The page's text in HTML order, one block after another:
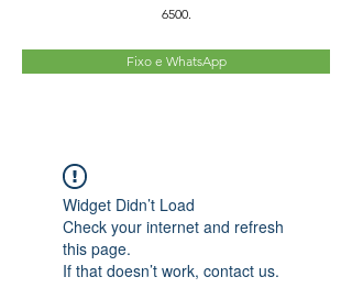
6500.
Fixo e WhatsApp
Widget Didn’t Load
Check your internet and refresh
this page.
If that doesn’t work, contact us.